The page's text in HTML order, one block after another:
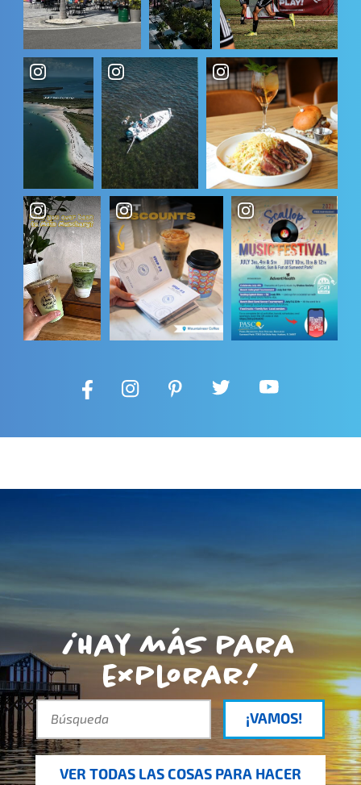
¡Hay más para
explorar!
¡VAMOS!
VER TODAS LAS COSAS PARA HACER